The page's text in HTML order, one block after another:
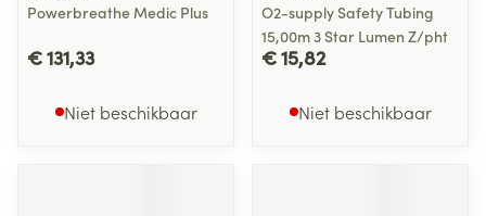
Powerbreathe Medic Plus
€ 131,33
Niet beschikbaar
O2-supply Safety Tubing
15,00m 3 Star Lumen Z/pht
€ 15,82
Niet beschikbaar